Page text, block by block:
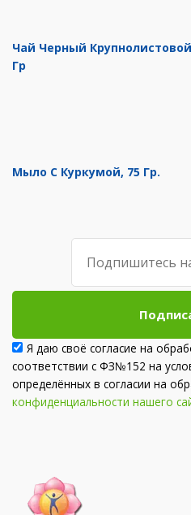
Чай Черный
Гр
Мыло С Куркумой, 75 Гр.
Я даю своё согласие на
соответствии с ФЗ№152 на
определённых в согласии на
конфиденциальности нашего